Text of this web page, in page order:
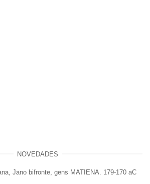
NOVEDADES
Jano bifronte, gens MATIENA. 179-170 aC